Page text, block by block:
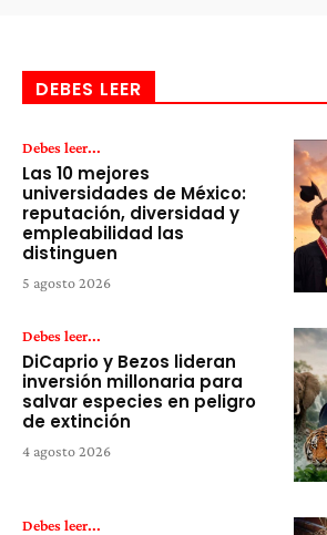
DEBES LEER
Debes leer...
Las 10 mejores
universidades de México:
reputación, diversidad y
empleabilidad las
distinguen
5 agosto 2026
Debes leer...
DiCaprio y Bezos lideran
inversión millonaria para
salvar especies en peligro
de extinción
4 agosto 2026
Debes leer...